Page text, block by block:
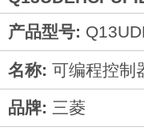
产品型号:
名称: 可编程控制
品牌: 三菱